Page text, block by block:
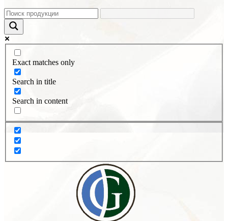
Exact matches only
Search in title
Search in content